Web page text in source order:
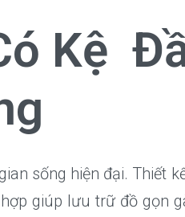
Kệ
sống hiện đại. Thiết
giúp lưu trữ đồ gọn